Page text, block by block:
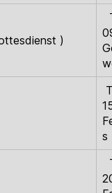
)
s